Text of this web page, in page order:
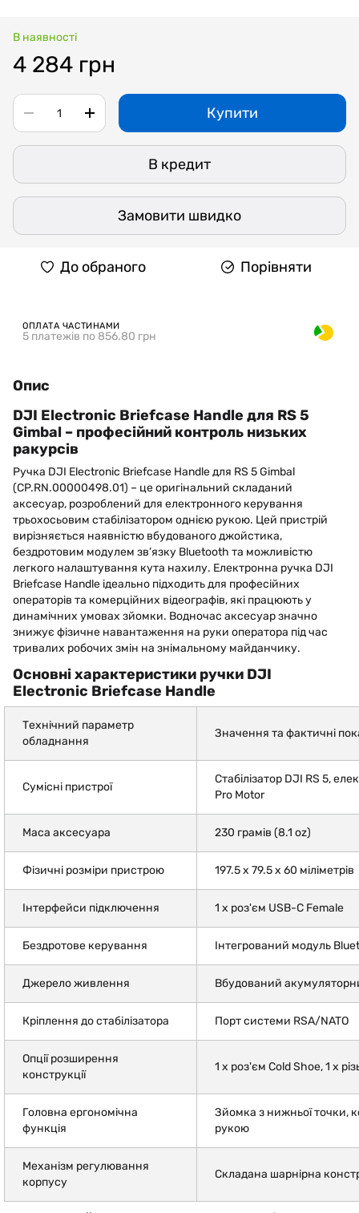
В наявності
4 284 грн
Купити
В кредит
Замовити швидко
До обраного Порівняти
ОПЛАТА ЧАСТИНАМИ
5 платежів по 856.80 грн
Опис
DJI Electronic Briefcase Handle для RS 5
Gimbal – професійний контроль низьких
ракурсів
Ручка DJI Electronic Briefcase Handle для RS 5 Gimbal
(CP.RN.00000498.01) – це оригінальний складаний
аксесуар, розроблений для електронного керування
трьохосьовим стабілізатором однією рукою. Цей пристрій
вирізняється наявністю вбудованого джойстика,
бездротовим модулем зв’язку Bluetooth та можливістю
легкого налаштування кута нахилу. Електронна ручка DJI
Briefcase Handle ідеально підходить для професійних
операторів та комерційних відеографів, які працюють у
динамічних умовах зйомки. Водночас аксесуар значно
знижує фізичне навантаження на руки оператора під час
тривалих робочих змін на знімальному майданчику.
Основні характеристики ручки DJI
Electronic Briefcase Handle
Технічний параметр
обладнання
Значення та фактичні
Сумісні пристрої
Стабілізатор DJI RS 5,
Pro Motor
Маса аксесуара 230 грамів (8.1 oz)
Фізичні розміри пристрою 197.5 x 79.5 x 60 міліметрів
Інтерфейси підключення 1 х роз'єм USB-C Female
Бездротове керування Інтегрований модуль
Джерело живлення Вбудований
Кріплення до стабілізатора Порт системи RSA/NATO
Опції розширення
конструкції
1 х роз'єм Cold Shoe, 1 х
Головна ергономічна
функція
Зйомка з нижньої точки,
рукою
Механізм регулювання
корпусу
Складана шарнірна